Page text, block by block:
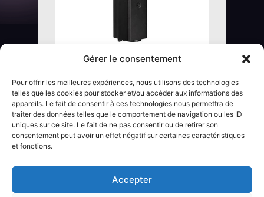
Gérer le consentement
Pour offrir les meilleures expériences, nous utilisons des technologies
telles que les cookies pour stocker et/ou accéder aux informations des
appareils. Le fait de consentir à ces technologies nous permettra de
traiter des données telles que le comportement de navigation ou les ID
uniques sur ce site. Le fait de ne pas consentir ou de retirer son
consentement peut avoir un effet négatif sur certaines caractéristiques
et fonctions.
Accepter
LES EKO DD
DÉCOUVRIR